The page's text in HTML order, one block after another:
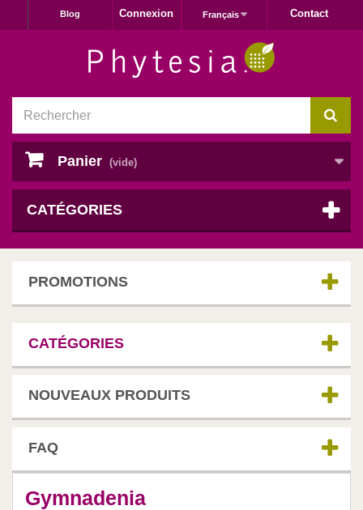
Contact
Français
Connexion
Blog
Panier (vide)
CATÉGORIES
PROMOTIONS
CATÉGORIES
NOUVEAUX PRODUITS
FAQ
Gymnadenia